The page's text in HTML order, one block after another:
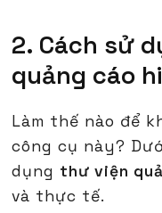
2. Cách sử
quảng cáo
Làm thế nào để
công cụ này?
dụng thư viện
và thực tế.